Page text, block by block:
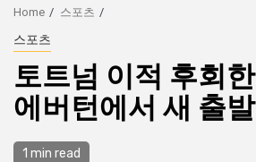
Home 스포츠
스포츠
토트넘 이적 후회
에버턴에서 새 출발
1 min read